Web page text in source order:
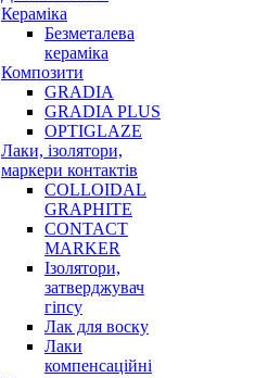
Кераміка
Безметалева
кераміка
Композити
GRADIA
GRADIA PLUS
OPTIGLAZE
Лаки, ізолятори,
маркери контактів
COLLOIDAL
GRAPHITE
CONTACT
MARKER
Ізолятори,
затверджувач
гіпсу
Лак для воску
Лаки
компенсаційні